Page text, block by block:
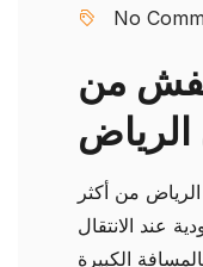
No
من
الرياض
من أكثر
عند الانتقال
الكبيرة